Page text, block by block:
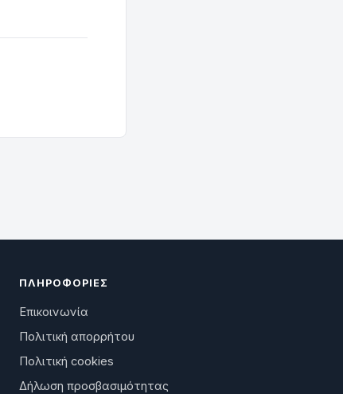
ΠΛΗΡΟΦΟΡΊΕΣ
Επικοινωνία
Πολιτική απορρήτου
Πολιτική cookies
Δήλωση προσβασιμότητας